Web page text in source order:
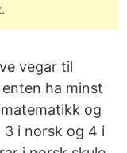
vegar til
ha minst
og
3 i norsk og 4 i